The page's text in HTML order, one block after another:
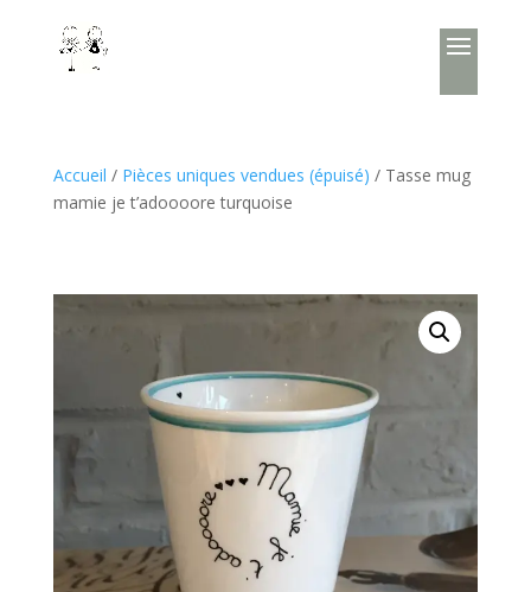
Accueil / Pièces uniques vendues (épuisé) / Tasse mug
mamie je t’adoooore turquoise